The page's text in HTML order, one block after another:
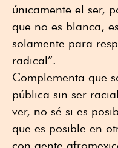
únicamente el ser,
que no es blanca,
solamente para
radical”.
Complementa que
pública sin ser
ver, no sé si es
que es posible en
con gente